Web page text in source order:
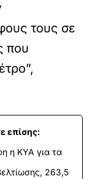
τους σε
που
επίσης:
η ΚΥΑ για τα
263,5